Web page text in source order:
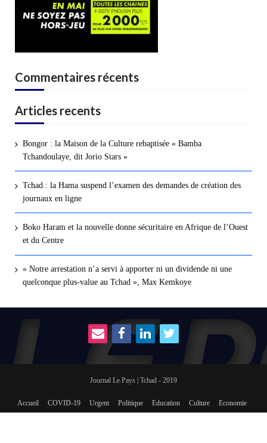
Commentaires récents
Articles recents
Bongor : la Maison de la Culture rebaptisée « Bamba
Tchandoulaye, dit Jorio Stars »
Tchad : la Hama suspend l’examen des demandes de création des
journaux en ligne
Boko Haram et la nouvelle donne sécuritaire en Afrique de l’Ouest
et du Centre
« Notre arrestation n’a servi à apporter ni un dividende ni une
quelconque plus-value au Tchad », Max Kemkoye
Journal Le Pays | Tchad - 2019
Accueil COVID-19 Urgent Politique Education Culture Economie